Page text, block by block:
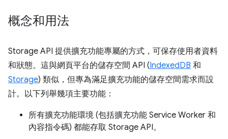
概念和用法
Storage API 提供擴充功能專屬的方式，可保存使用者資料
和狀態。這與網頁平台的儲存空間 API (IndexedDB 和
Storage) 類似，但專為滿足擴充功能的儲存空間需求而設
計。以下列舉幾項主要功能：
所有擴充功能環境 (包括擴充功能 Service Worker 和
內容指令碼) 都能存取 Storage API。